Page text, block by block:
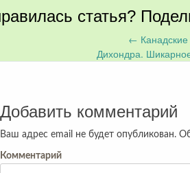
статья?
←
Дихондра.
Добавить комментарий
Ваш адрес email не будет опубликован.
Комментарий